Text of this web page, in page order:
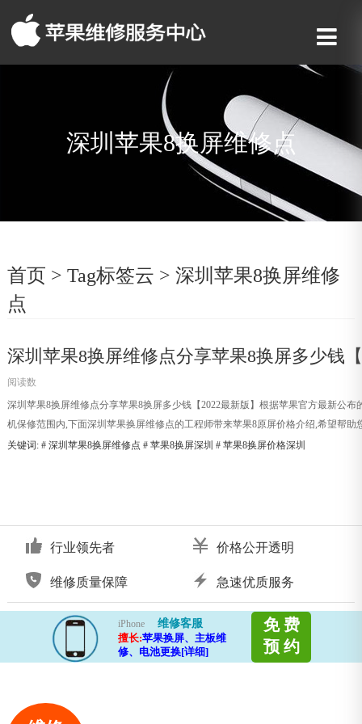
深圳苹果8换屏维修点
首页 > Tag标签云 > 深圳苹果8换屏维修
点
深圳苹果8换屏维修点分享苹果8换屏多少钱
阅读数
深圳苹果8换屏维修点分享苹果8换屏多少钱【2022最新版】根据苹果官方最新公
机保修范围内,下面深圳苹果换屏维修点的工程师带来苹果8原屏价格介绍,希望帮助
关键词: # 深圳苹果8换屏维修点 # 苹果8换屏深圳 # 苹果8换屏价格深圳
行业领先者 价格公开透明
维修质量保障 急速优质服务
iPhone
维修客服
擅长:苹果换屏、主板维
修、电池更换[详细]
免 费
预 约